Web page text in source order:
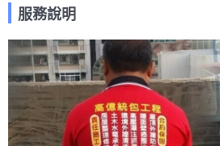
服務說明